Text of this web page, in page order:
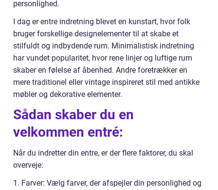
personlighed.
I dag er entre indretning blevet en kunstart, hvor folk
bruger forskellige designelementer til at skabe et
stilfuldt og indbydende rum. Minimalistisk indretning
har vundet popularitet, hvor rene linjer og luftige rum
skaber en følelse af åbenhed. Andre foretrækker en
mere traditionel eller vintage inspireret stil med antikke
møbler og dekorative elementer.
Sådan skaber du en
velkommen entré:
Når du indretter din entre, er der flere faktorer, du skal
overveje:
1. Farver: Vælg farver, der afspejler din personlighed og